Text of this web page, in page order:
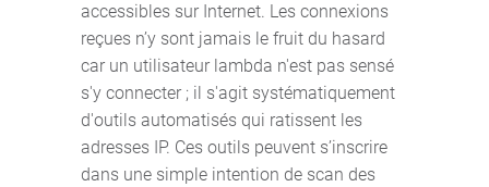
accessibles sur Internet. Les connexions
reçues n’y sont jamais le fruit du hasard
car un utilisateur lambda n'est pas sensé
s'y connecter ; il s'agit systématiquement
d'outils automatisés qui ratissent les
adresses IP. Ces outils peuvent s’inscrire
dans une simple intention de scan des